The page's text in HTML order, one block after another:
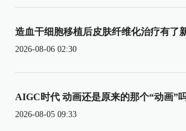
造血干细胞移植后皮肤纤维化治疗有了
2026-08-06 02:30
AIGC时代 动画还是原来的那个“动画”
2026-08-05 09:33